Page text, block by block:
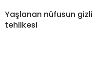
Yaşlanan nüfusun gizli
tehlikesi